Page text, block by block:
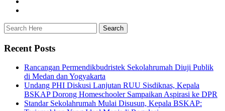
Recent Posts
Rancangan Permendikbudristek Sekolahrumah Diuji Publik
di Medan dan Yogyakarta
Undang PHI Diskusi Lanjutan RUU Sisdiknas, Kepala
BSKAP Dorong Homeschooler Sampaikan Aspirasi ke DPR
Standar Sekolahrumah Mulai Disusun, Kepala BSKAP: